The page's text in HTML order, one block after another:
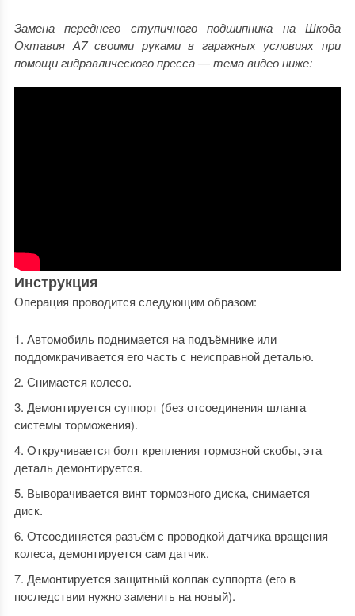
Замена переднего ступичного подшипника на Шкода
Октавия А7 своими руками в гаражных условиях при
помощи гидравлического пресса — тема видео ниже:
Инструкция
Операция проводится следующим образом:
Автомобиль поднимается на подъёмнике или
поддомкрачивается его часть с неисправной деталью.
Снимается колесо.
Демонтируется суппорт (без отсоединения шланга
системы торможения).
Откручивается болт крепления тормозной скобы, эта
деталь демонтируется.
Выворачивается винт тормозного диска, снимается
диск.
Отсоединяется разъём с проводкой датчика вращения
колеса, демонтируется сам датчик.
Демонтируется защитный колпак суппорта (его в
последствии нужно заменить на новый).